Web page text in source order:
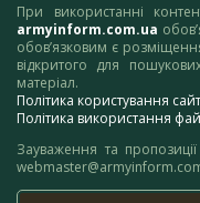
При використанні
armyinform.com.ua
обов’язковим є
відкритого для
матеріал.
Політика користування
Політика використання
Зауваження та